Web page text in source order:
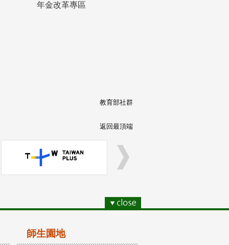
年金改革專區
教育部社群
返回最頂端
師生園地